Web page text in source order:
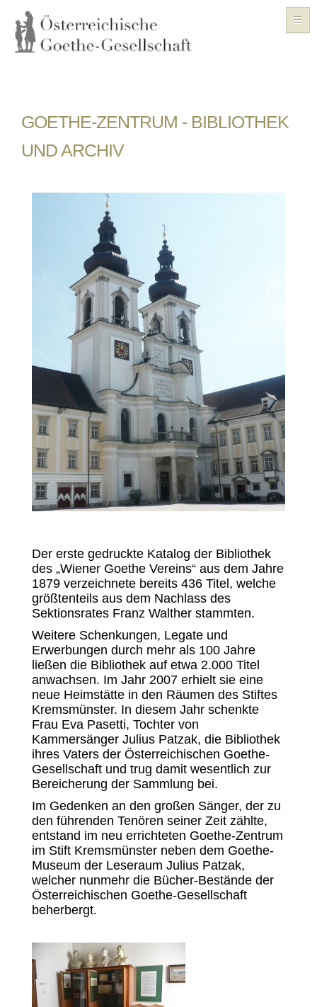
GOETHE-ZENTRUM
Bildergalerien
Vergangene Veranstaltungen
GOETHE-ZENTRUM - BIBLIOTHEK
UND ARCHIV
Der erste gedruckte Katalog der Bibliothek
des „Wiener Goethe Vereins“ aus dem Jahre
1879 verzeichnete bereits 436 Titel, welche
größtenteils aus dem Nachlass des
Sektionsrates Franz Walther stammten.
Weitere Schenkungen, Legate und
Erwerbungen durch mehr als 100 Jahre
ließen die Bibliothek auf etwa 2.000 Titel
anwachsen. Im Jahr 2007 erhielt sie eine
neue Heimstätte in den Räumen des Stiftes
Kremsmünster. In diesem Jahr schenkte
Frau Eva Pasetti, Tochter von
Kammersänger Julius Patzak, die Bibliothek
ihres Vaters der Österreichischen Goethe-
Gesellschaft und trug damit wesentlich zur
Bereicherung der Sammlung bei.
Im Gedenken an den großen Sänger, der zu
den führenden Tenören seiner Zeit zählte,
entstand im neu errichteten Goethe-Zentrum
im Stift Kremsmünster neben dem Goethe-
Museum der Leseraum Julius Patzak,
welcher nunmehr die Bücher-Bestände der
Österreichischen Goethe-Gesellschaft
beherbergt.